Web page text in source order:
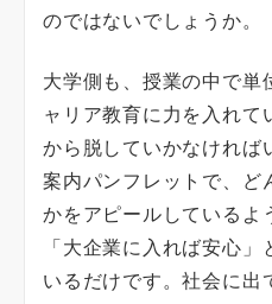
のではないでしょうか。
大学側も、授業の中で単
ャリア教育に力を入れて
から脱していかなければ
案内パンフレットで、ど
かをアピールしているよ
「大企業に入れば安心」
いるだけです。社会に出